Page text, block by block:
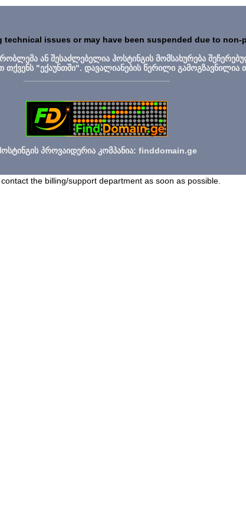
issues or may have been suspended due to non-
ან შესაძლებელია ჰოსტინგის მომსახურება
თქვენს "ექაუნთში". დავალიანების წერილი გამოგზავნილია
პროვაიდერია კომპანია: finddomain.ge
the billing/support department as soon as possible.